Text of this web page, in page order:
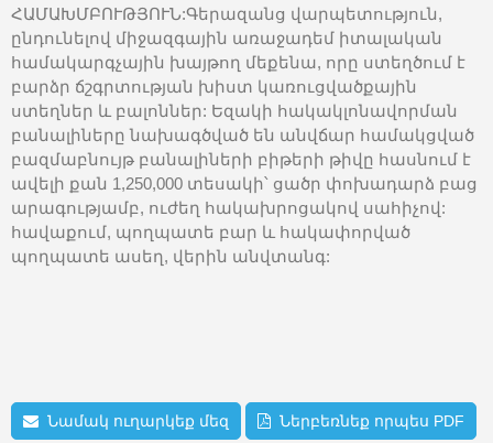
ՀԱՄԱԽՄԲՈՒԹՅՈՒՆ:Գերազանց վարպետություն,
ընդունելով միջազգային առաջադեմ իտալական
համակարգչային խայթող մեքենա, որը ստեղծում է
բարձր ճշգրտության խիստ կառուցվածքային
ստեղներ և բալոններ: Եզակի հակակլոնավորման
բանալիները նախագծված են անվճար համակցված
բազմաբնույթ բանալիների բիթերի թիվը հասնում է
ավելի քան 1,250,000 տեսակի՝ ցածր փոխադարձ բաց
արագությամբ, ուժեղ հակախրոցակով սահիչով:
հավաքում, պողպատե բար և հակափորված
պողպատե ասեղ, վերին անվտանգ:
Նամակ ուղարկեք մեզ Ներբեռնեք որպես PDF